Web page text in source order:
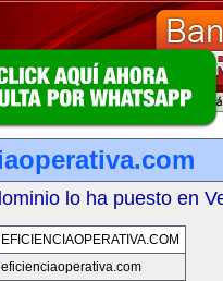
lo ha puesto en
EFICIENCIAOPERATIVA.COM
eficienciaoperativa.com